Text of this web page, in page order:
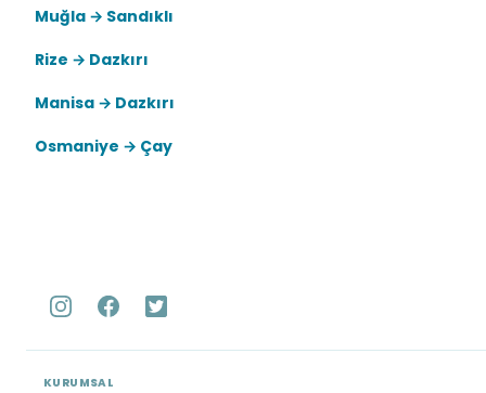
Muğla → Sandıklı
Rize → Dazkırı
Manisa → Dazkırı
Osmaniye → Çay
KURUMSAL